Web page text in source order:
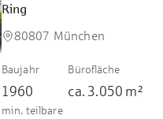
Ring
80807 München
Baujahr
1960
Bürofläche
ca. 3.050 m²
min. teilbare